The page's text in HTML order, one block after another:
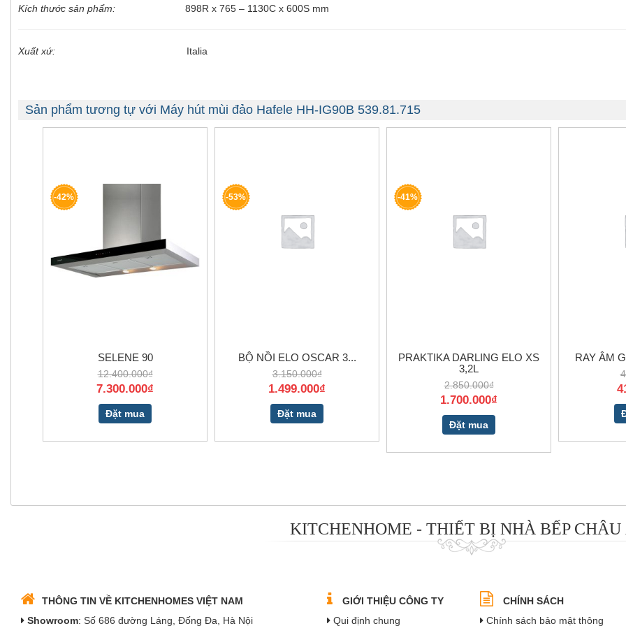
Kích thước sản phẩm: 898R x 765 – 1130C x 600S mm
Xuất xứ: Italia
Sản phẩm tương tự với Máy hút mùi đảo Hafele HH-IG90B 539.81.715
-42%
SELENE 90
12.400.000₫
7.300.000₫
Đặt mua
-53%
BỘ NỒI ELO OSCAR 3...
3.150.000₫
1.499.000₫
Đặt mua
-41%
PRAKTIKA DARLING ELO XS
3,2L
2.850.000₫
1.700.000₫
Đặt mua
RAY ÂM
KITCHENHOME - THIẾT BỊ NHÀ BẾP CHÂU
THÔNG TIN VỀ KITCHENHOMES VIỆT NAM
Showroom: Số 686 đường Láng, Đống Đa, Hà Nội
GIỚI THIỆU CÔNG TY
Qui định chung
CHÍNH SÁCH
Chính sách bảo mật thông